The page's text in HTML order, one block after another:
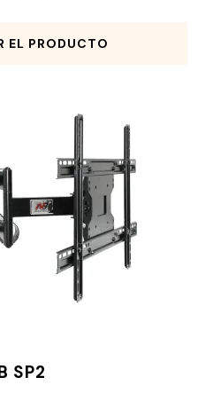
EL PRODUCTO
SP2